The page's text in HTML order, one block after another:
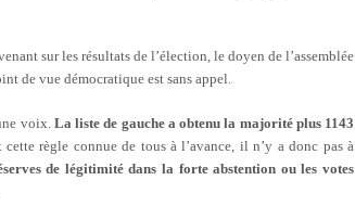
sur les résultats de l’élection, le doyen de l’assemblée
de vue démocratique est sans appel.
voix. La liste de gauche a obtenu la majorité plus 1143
règle connue de tous à l’avance, il n’y a donc pas à
de légitimité dans la forte abstention ou les votes